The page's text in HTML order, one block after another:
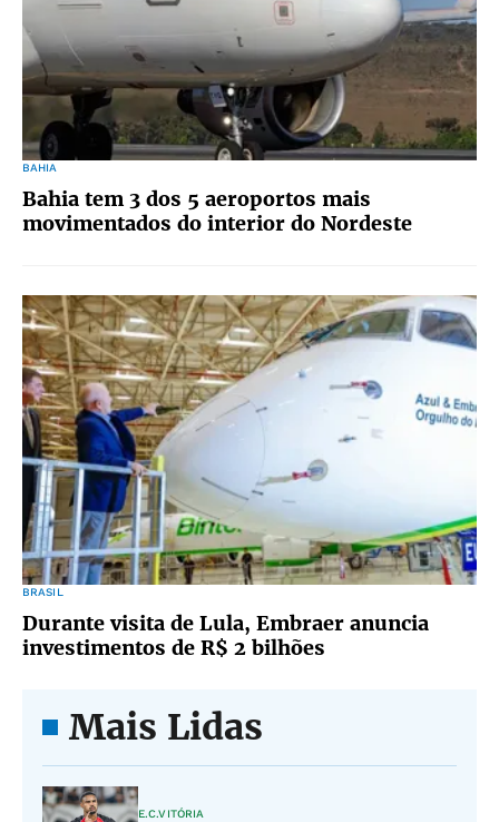
BAHIA
Bahia tem 3 dos 5 aeroportos mais
movimentados do interior do Nordeste
BRASIL
Durante visita de Lula, Embraer anuncia
investimentos de R$ 2 bilhões
Mais Lidas
E.C.VITÓRIA